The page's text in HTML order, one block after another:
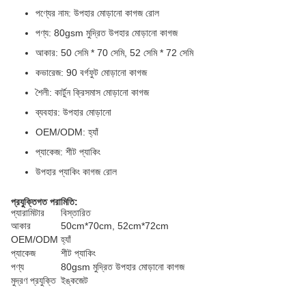
পণ্যের নাম: উপহার মোড়ানো কাগজ রোল
পণ্য: 80gsm মুদ্রিত উপহার মোড়ানো কাগজ
আকার: 50 সেমি * 70 সেমি, 52 সেমি * 72 সেমি
কভারেজ: 90 বর্গফুট মোড়ানো কাগজ
শৈলী: কার্টুন ক্রিসমাস মোড়ানো কাগজ
ব্যবহার: উপহার মোড়ানো
OEM/ODM: হ্যাঁ
প্যাকেজ: শীট প্যাকিং
উপহার প্যাকিং কাগজ রোল
প্রযুক্তিগত পরামিতি:
প্যারামিটার
বিস্তারিত
আকার
50cm*70cm, 52cm*72cm
OEM/ODM হ্যাঁ
প্যাকেজ
শীট প্যাকিং
পণ্য
80gsm মুদ্রিত উপহার মোড়ানো কাগজ
মুদ্রণ প্রযুক্তি ইঙ্কজেট